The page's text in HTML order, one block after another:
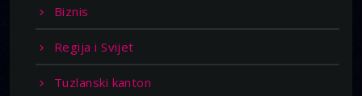
Biznis
Regija i Svijet
Tuzlanski kanton